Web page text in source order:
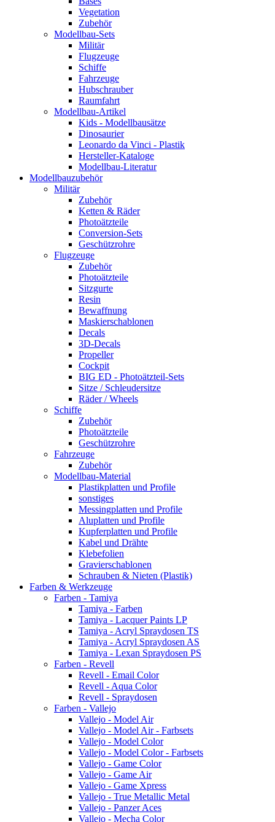
Vegetation
Zubehör
Modellbau-Sets
Militär
Flugzeuge
Schiffe
Fahrzeuge
Hubschrauber
Raumfahrt
Modellbau-Artikel
Kids - Modellbausätze
Dinosaurier
Leonardo da Vinci - Plastik
Hersteller-Kataloge
Modellbau-Literatur
Modellbauzubehör
Militär
Zubehör
Ketten & Räder
Photoätzteile
Conversion-Sets
Geschützrohre
Flugzeuge
Zubehör
Photoätzteile
Sitzgurte
Resin
Bewaffnung
Maskierschablonen
Decals
3D-Decals
Propeller
Cockpit
BIG ED - Photoätzteil-Sets
Sitze / Schleudersitze
Räder / Wheels
Schiffe
Zubehör
Photoätzteile
Geschützrohre
Fahrzeuge
Zubehör
Modellbau-Material
Plastikplatten und Profile
sonstiges
Messingplatten und Profile
Aluplatten und Profile
Kupferplatten und Profile
Kabel und Drähte
Klebefolien
Gravierschablonen
Schrauben & Nieten (Plastik)
Farben & Werkzeuge
Farben - Tamiya
Tamiya - Farben
Tamiya - Lacquer Paints LP
Tamiya - Acryl Spraydosen TS
Tamiya - Acryl Spraydosen AS
Tamiya - Lexan Spraydosen PS
Farben - Revell
Revell - Email Color
Revell - Aqua Color
Revell - Spraydosen
Farben - Vallejo
Vallejo - Model Air
Vallejo - Model Air - Farbsets
Vallejo - Model Color
Vallejo - Model Color - Farbsets
Vallejo - Game Color
Vallejo - Game Air
Vallejo - Game Xpress
Vallejo - True Metallic Metal
Vallejo - Panzer Aces
Vallejo - Mecha Color